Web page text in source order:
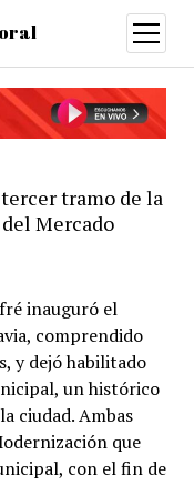
open
menu
tramo de la
Mercado
inauguró el
comprendido
y dejó habilitado
un histórico
ciudad. Ambas
que
con el fin de